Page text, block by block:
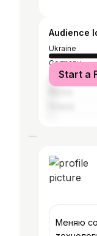
Audience
Ukraine
Germany
United States
Start a
Меняю